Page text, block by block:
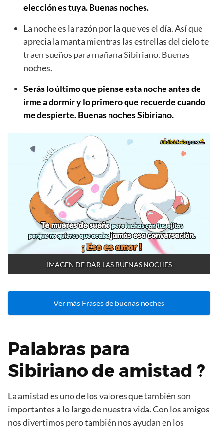
elección es tuya. Buenas noches.
La noche es la razón por la que ves el día. Así que
aprecia la manta mientras las estrellas del cielo te
traen sueños para mañana Sibiriano. Buenas
noches.
Serás lo último que piense esta noche antes de
irme a dormir y lo primero que recuerde cuando
me despierte. Buenas noches Sibiriano.
IMAGEN DE DAR LAS BUENAS NOCHES
Ver más Frases de buenas noches
Palabras para
Sibiriano de amistad ?
La amistad es uno de los valores que también son
importantes a lo largo de nuestra vida. Con los amigos
nos divertimos pero también nos ayudan en los